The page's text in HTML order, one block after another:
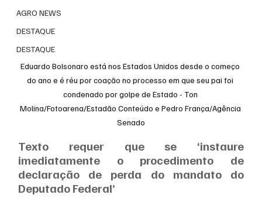
AGRO NEWS
DESTAQUE
DESTAQUE
Eduardo Bolsonaro está nos Estados Unidos desde o começo
do ano e é réu por coação no processo em que seu pai foi
condenado por golpe de Estado - Ton
Molina/Fotoarena/Estadão Conteúdo e Pedro França/Agência
Senado
Texto requer que se ‘instaure
imediatamente o procedimento de
declaração de perda do mandato do
Deputado Federal’